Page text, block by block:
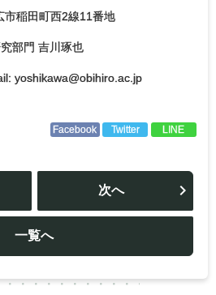
稲田町西2線11番地
部門 吉川琢也
yoshikawa@obihiro.ac.jp
Facebook Twitter LINE
投
ビ
ゲ
ー
シ
ョ
一覧へ
次へ